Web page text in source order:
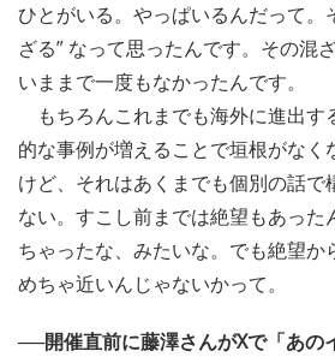
ひとがいる。やっぱいるんだって。
ざる” なって思ったんです。その混
いままで一度もなかったんです。
もちろんこれまでも海外に進出す
的な事例が増えることで垣根がなく
けど、それはあくまでも個別の話で
ない。すこし前までは絶望もあった
ちゃったな、みたいな。でも絶望か
めちゃ近いんじゃないかって。
──開催直前に藤澤さんがXで「あの